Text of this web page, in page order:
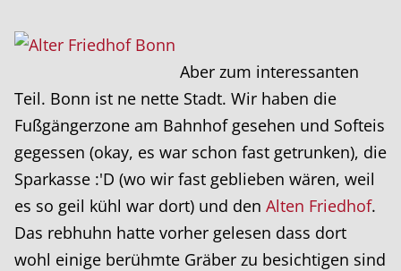
Aber zum interessanten
Teil. Bonn ist ne nette Stadt. Wir haben die
Fußgängerzone am Bahnhof gesehen und Softeis
gegessen (okay, es war schon fast getrunken), die
Sparkasse :'D (wo wir fast geblieben wären, weil
es so geil kühl war dort) und den Alten Friedhof.
Das rebhuhn hatte vorher gelesen dass dort
wohl einige berühmte Gräber zu besichtigen sind